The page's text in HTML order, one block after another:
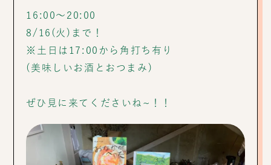
16:00〜20:00
8/16(火)まで！
※土日は17:00から角打ち有り
(美味しいお酒とおつまみ)
ぜひ見に来てくださいね~！！